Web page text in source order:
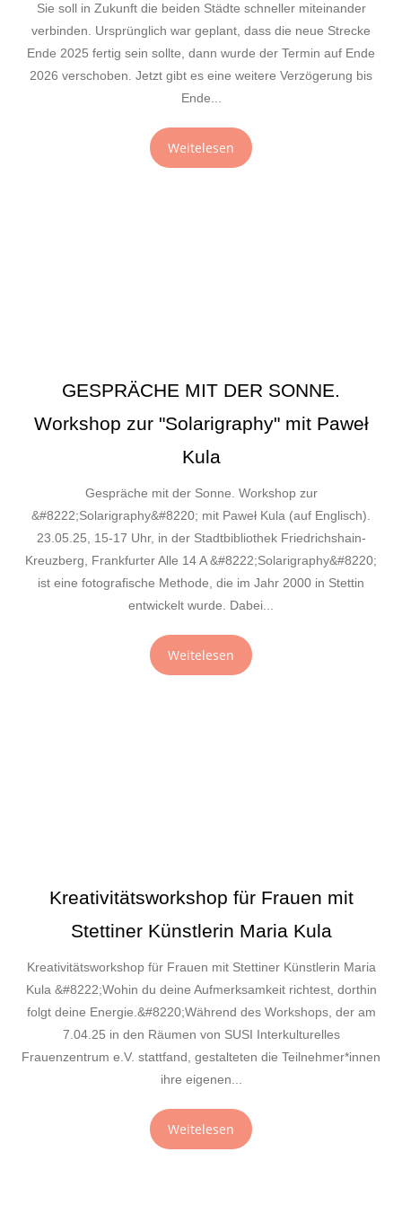
Sie soll in Zukunft die beiden Städte schneller miteinander
verbinden. Ursprünglich war geplant, dass die neue Strecke
Ende 2025 fertig sein sollte, dann wurde der Termin auf Ende
2026 verschoben. Jetzt gibt es eine weitere Verzögerung bis
Ende...
Weitelesen
GESPRÄCHE MIT DER SONNE.
Workshop zur "Solarigraphy" mit Paweł
Kula
Gespräche mit der Sonne. Workshop zur
&#8222;Solarigraphy&#8220; mit Paweł Kula (auf Englisch).
23.05.25, 15-17 Uhr, in der Stadtbibliothek Friedrichshain-
Kreuzberg, Frankfurter Alle 14 A &#8222;Solarigraphy&#8220;
ist eine fotografische Methode, die im Jahr 2000 in Stettin
entwickelt wurde. Dabei...
Weitelesen
Kreativitätsworkshop für Frauen mit
Stettiner Künstlerin Maria Kula
Kreativitätsworkshop für Frauen mit Stettiner Künstlerin Maria
Kula &#8222;Wohin du deine Aufmerksamkeit richtest, dorthin
folgt deine Energie.&#8220;Während des Workshops, der am
7.04.25 in den Räumen von SUSI Interkulturelles
Frauenzentrum e.V. stattfand, gestalteten die Teilnehmer*innen
ihre eigenen...
Weitelesen